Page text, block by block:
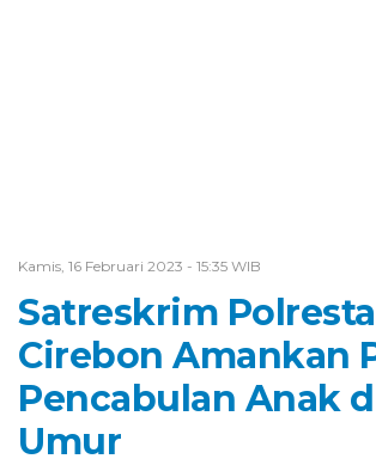
Kamis, 16 Februari 2023 - 15:35 WIB
Satreskrim Polresta
Cirebon Amankan
Pencabulan Anak
Umur